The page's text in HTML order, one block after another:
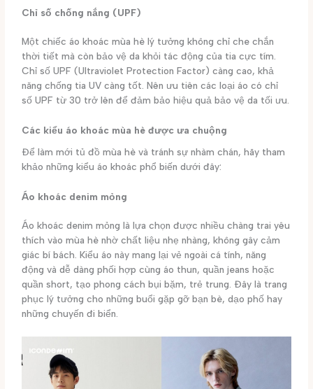
Chỉ số chống nắng (UPF)
Một chiếc áo khoác mùa hè lý tưởng không chỉ che chắn
thời tiết mà còn bảo vệ da khỏi tác động của tia cực tím.
Chỉ số UPF (Ultraviolet Protection Factor) càng cao, khả
năng chống tia UV càng tốt. Nên ưu tiên các loại áo có chỉ
số UPF từ 30 trở lên để đảm bảo hiệu quả bảo vệ da tối ưu.
Các kiểu áo khoác mùa hè được ưa chuộng
Để làm mới tủ đồ mùa hè và tránh sự nhàm chán, hãy tham
khảo những kiểu áo khoác phổ biến dưới đây:
Áo khoác denim mỏng
Áo khoác denim mỏng là lựa chọn được nhiều chàng trai yêu
thích vào mùa hè nhờ chất liệu nhẹ nhàng, không gây cảm
giác bí bách. Kiểu áo này mang lại vẻ ngoài cá tính, năng
động và dễ dàng phối hợp cùng áo thun, quần jeans hoặc
quần short, tạo phong cách bụi bặm, trẻ trung. Đây là trang
phục lý tưởng cho những buổi gặp gỡ bạn bè, dạo phố hay
những chuyến đi biển.